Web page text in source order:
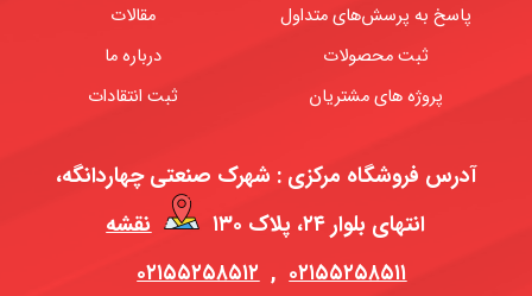
پاسخ به پرسش‌های متداول
ثبت محصولات
پروژه های مشتریان
مقالات
درباره ما
ثبت انتقادات
آدرس فروشگاه مرکزی : شهرک صنعتی چهاردانگه،
انتهای بلوار ۲۴، پلاک ۱۳۰
نقشه
۰۲۱۵۵۲۵۸۵۱۱,۰۲۱۵۵۲۵۸۵۱۲